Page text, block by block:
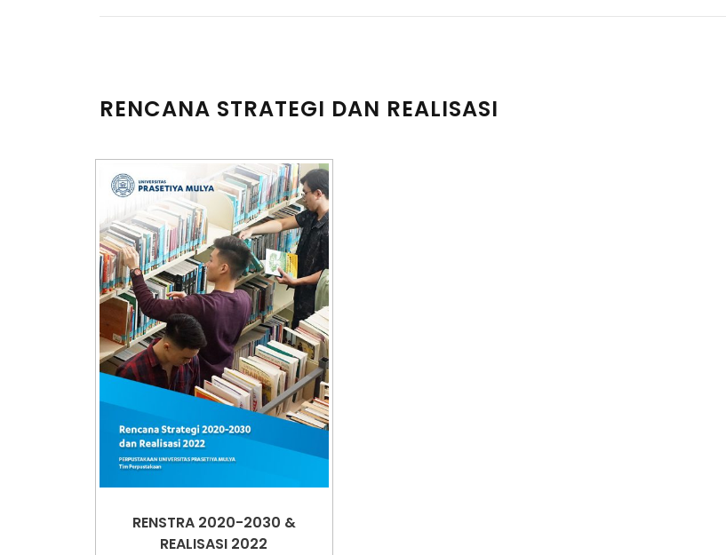
RENCANA STRATEGI DAN REALISASI
RENSTRA 2020-2030 &
REALISASI 2022